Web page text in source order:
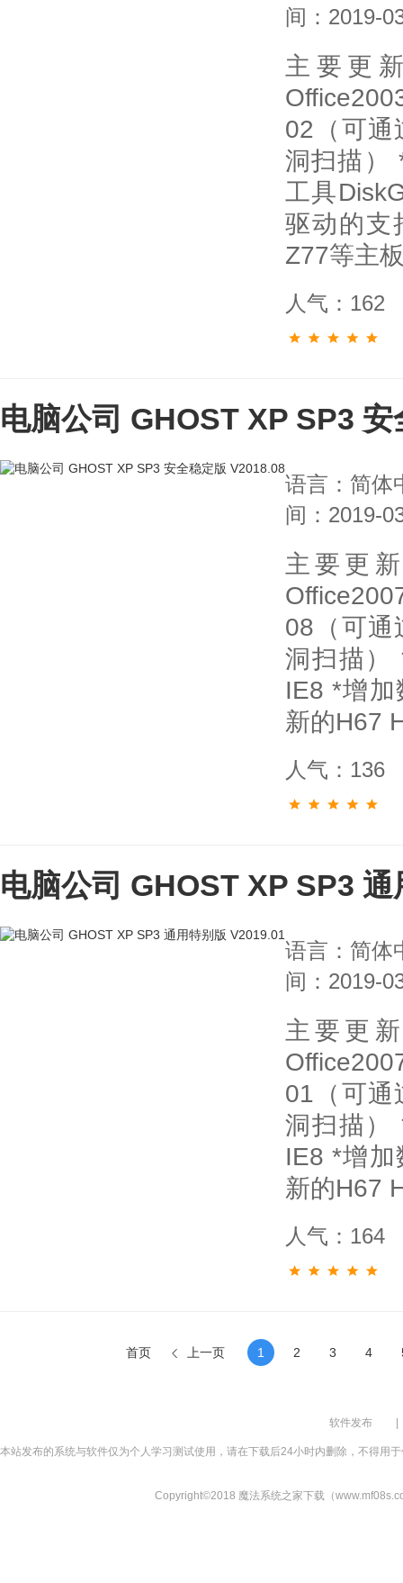
间：2019-
主要更
02（可通
洞扫描）
工具
驱动的支
Z77等主
人气：162
电脑公司 GHOST XP SP3
语言：简体
间：2019-
主要更
08（可通
洞扫描）
IE8 *增
新的H67
人气：136
电脑公司 GHOST XP SP3
语言：简体
间：2019-
主要更
01（可通
洞扫描）
IE8 *增
新的H67
人气：164
首页 上一页 1 2 3 4
软件发布
本站发布的系统与软件仅为个人学习测试使用，请在下载后24小时内删除，不得用
Copyright©2018 魔法系统之家下载（